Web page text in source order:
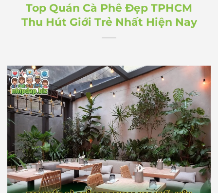
Top Quán Cà Phê Đẹp TPHCM
Thu Hút Giới Trẻ Nhất Hiện Nay